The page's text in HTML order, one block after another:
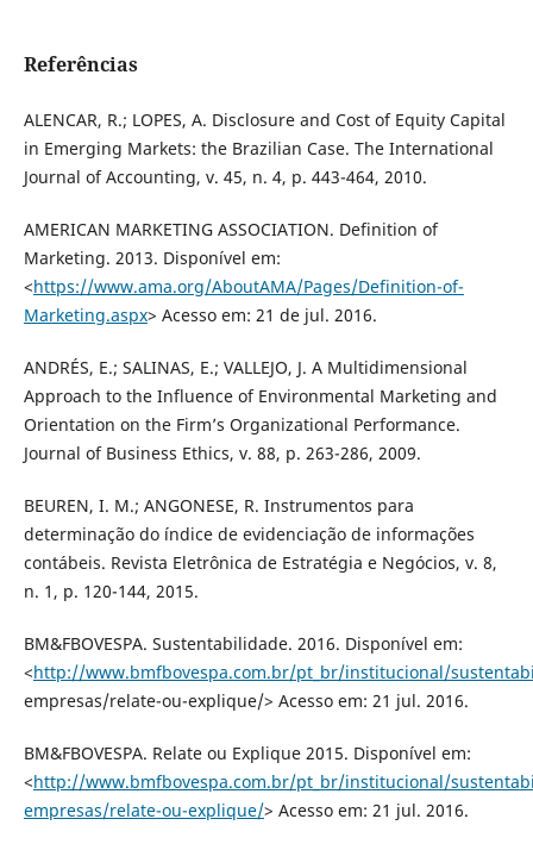
Referências
ALENCAR, R.; LOPES, A. Disclosure and Cost of Equity Capital
in Emerging Markets: the Brazilian Case. The International
Journal of Accounting, v. 45, n. 4, p. 443-464, 2010.
AMERICAN MARKETING ASSOCIATION. Definition of
Marketing. 2013. Disponível em:
<https://www.ama.org/AboutAMA/Pages/Definition-of-
Marketing.aspx> Acesso em: 21 de jul. 2016.
ANDRÉS, E.; SALINAS, E.; VALLEJO, J. A Multidimensional
Approach to the Influence of Environmental Marketing and
Orientation on the Firm’s Organizational Performance.
Journal of Business Ethics, v. 88, p. 263-286, 2009.
BEUREN, I. M.; ANGONESE, R. Instrumentos para
determinação do índice de evidenciação de informações
contábeis. Revista Eletrônica de Estratégia e Negócios, v. 8,
n. 1, p. 120-144, 2015.
BM&FBOVESPA. Sustentabilidade. 2016. Disponível em:
<http://www.bmfbovespa.com.br/pt_br/institucional/
empresas/relate-ou-explique/> Acesso em: 21 jul. 2016.
BM&FBOVESPA. Relate ou Explique 2015. Disponível em:
<http://www.bmfbovespa.com.br/pt_br/institucional/
empresas/relate-ou-explique/> Acesso em: 21 jul. 2016.